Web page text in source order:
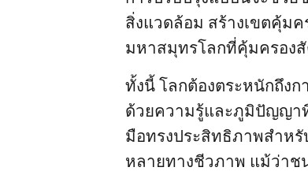
สิ่งแวดล้อม สร้างเขตคุ้มค
มหาสมุทรโลกที่คุ้มครอง
ทั้งนี้ โลกต้องตระหนักถึง
ด้วยความรู้และภูมิปัญญา
มือทรงประสิทธิภาพสำห
หลายทางชีวภาพ แม้ว่าช